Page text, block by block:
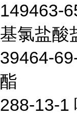
149463-
基氯盐酸
39464-
酯
288-13-1